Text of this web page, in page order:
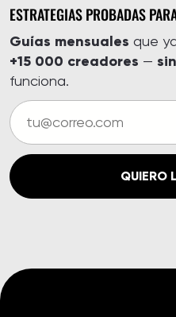
ESTRATEGIAS PROBADAS
Guías mensuales que
+15 000 creadores —
funciona.
QUIERO